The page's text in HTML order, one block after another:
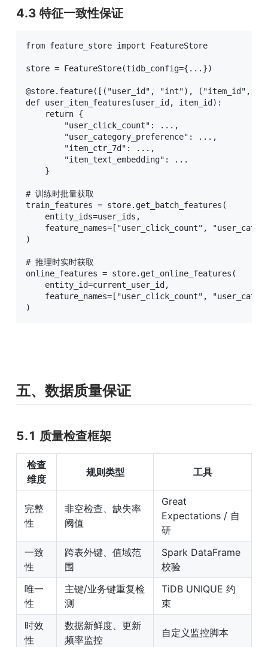
4.3 特征一致性保证
from feature_store import FeatureStore
store = FeatureStore(tidb_config={...})
@store.feature([("user_id", "int"), ("item_id",
def user_item_features(user_id, item_id):
    return {
        "user_click_count": ...,
        "user_category_preference": ...,
        "item_ctr_7d": ...,
        "item_text_embedding": ...
    }
# 训练时批量获取
train_features = store.get_batch_features(
    entity_ids=user_ids,
feature_names=["user_click_count",
)
# 推理时实时获取
online_features = store.get_online_features(
    entity_id=current_user_id,
feature_names=["user_click_count",
)
五、数据质量保证
5.1 质量检查框架
检查
维度
规则类型 工具
完整
性
非空检查、缺失率
阈值
Great
Expectations / 自
研
一致
性
跨表外键、值域范
围
Spark DataFrame
校验
唯一
性
主键/业务键重复检
测
TiDB UNIQUE 约
束
时效
性
数据新鲜度、更新
频率监控
自定义监控脚本